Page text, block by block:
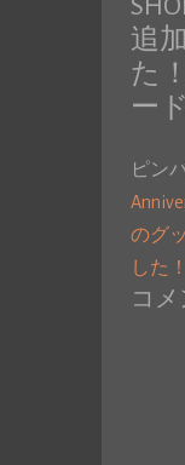
追
た！
ー
ピン
のグ
した
コ